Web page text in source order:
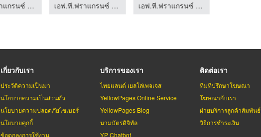
เอฟ.ที.ฟราแกรนซ์ หัวเชื้อน้ำหอม
เอฟ.ที.ฟราแกรนซ์ หัวเชื้อน้ำหอม
เอฟ.ที.ฟราแกรนซ์ หัวเชื้อน้ำหอม
เกี่ยวกับเรา
ประวัติความเป็นมา
นโยบายความเป็นส่วนตัว
นโยบายความปลอดภัยไซเบอร์
นโยบายคุกกี้
ข้อตกลงการใช้งาน
บริการของเรา
ไทยแลนด์ เยลโล่เพจเจส
YellowPages Online Service
YellowPages Blog
นามบัตรดิจิทัล
YP Chatbot
ติดต่อเรา
ทีมที่ปรึกษาโฆษณา
โฆษณากับเรา
ฝ่ายบริการลูกค้าสัมพันธ์
วิธีการชำระเงิน